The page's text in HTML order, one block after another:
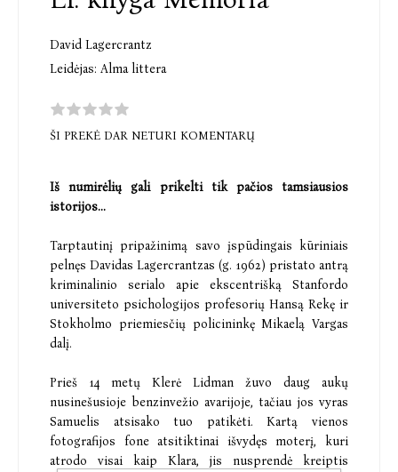
David Lagercrantz
Leidėjas: Alma littera
ŠI PREKĖ DAR NETURI KOMENTARŲ
Iš numirėlių gali prikelti tik pačios tamsiausios
istorijos...
Tarptautinį pripažinimą savo įspūdingais kūriniais
pelnęs Davidas Lagercrantzas (g. 1962) pristato antrą
kriminalinio serialo apie ekscentrišką Stanfordo
universiteto psichologijos profesorių Hansą Rekę ir
Stokholmo priemiesčių policininkę Mikaelą Vargas
dalį.
Prieš 14 metų Klerė Lidman žuvo daug aukų
nusinešusioje benzinvežio avarijoje, tačiau jos vyras
Samuelis atsisako tuo patikėti. Kartą vienos
fotografijos fone atsitiktinai išvydęs moterį, kuri
atrodo visai kaip Klara, jis nusprendė kreiptis